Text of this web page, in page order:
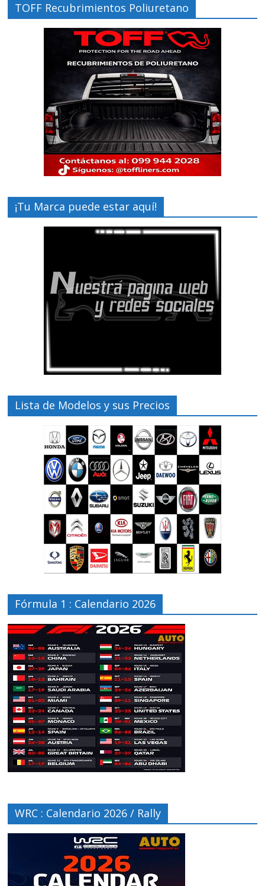
TOFF Recubrimientos Poliuretano
¡Tu Marca puede estar aquí!
Lista de Modelos y sus Precios
Fórmula 1 : Calendario 2026
WRC : Calendario 2026 / Rally